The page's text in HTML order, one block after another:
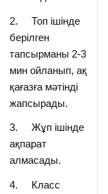
2. Топ ішінде
берілген
тапсырманы 2-3
мин ойланып, ақ
қағазға мәтінді
жапсырады.
3. Жұп ішінде
ақпарат
алмасады.
4. Класс